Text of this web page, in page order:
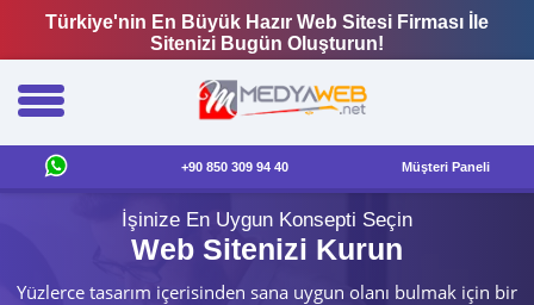
Türkiye'nin En Büyük Hazır Web Sitesi Firması İle
Sitenizi Bugün Oluşturun!
+90 850 309 94 40 Müşteri Paneli
İşinize En Uygun Konsepti Seçin
Web Sitenizi Kurun
Yüzlerce tasarım içerisinden sana uygun olanı bulmak için bir